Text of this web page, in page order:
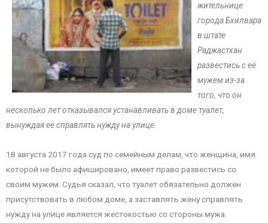
жительнице
города Бхилвара
в штате
Раджастхан
развестись с её
мужем из-за
того, что он
несколько лет отказывался устанавливать в доме туалет,
вынуждая её справлять нужду на улице.
18 августа 2017 года суд по семейным делам, что женщина, имя
которой не было афишировано, имеет право развестись со
своим мужем. Судья сказал, что туалет обязательно должен
присутствовать в любом доме, а заставлять жену справлять
нужду на улице является жестокостью со стороны мужа.